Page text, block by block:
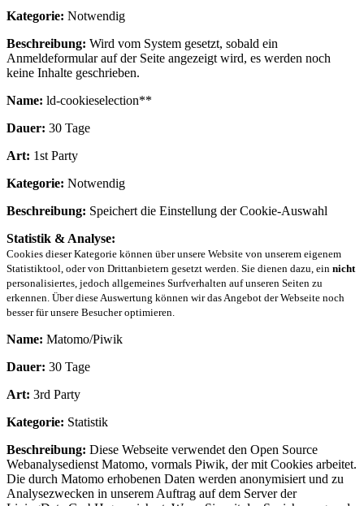
Kategorie: Notwendig
Beschreibung: Wird vom System gesetzt, sobald ein
Anmeldeformular auf der Seite angezeigt wird, es werden noch
keine Inhalte geschrieben.
Name: ld-cookieselection**
Dauer: 30 Tage
Art: 1st Party
Kategorie: Notwendig
Beschreibung: Speichert die Einstellung der Cookie-Auswahl
Statistik & Analyse:
Cookies dieser Kategorie können über unsere Website von unserem eigenem
Statistiktool, oder von Drittanbietern gesetzt werden. Sie dienen dazu, ein nicht
personalisiertes, jedoch allgemeines Surfverhalten auf unseren Seiten zu
erkennen. Über diese Auswertung können wir das Angebot der Webseite noch
besser für unsere Besucher optimieren.
Name: Matomo/Piwik
Dauer: 30 Tage
Art: 3rd Party
Kategorie: Statistik
Beschreibung: Diese Webseite verwendet den Open Source
Webanalysedienst Matomo, vormals Piwik, der mit Cookies arbeitet.
Die durch Matomo erhobenen Daten werden anonymisiert und zu
Analysezwecken in unserem Auftrag auf dem Server der